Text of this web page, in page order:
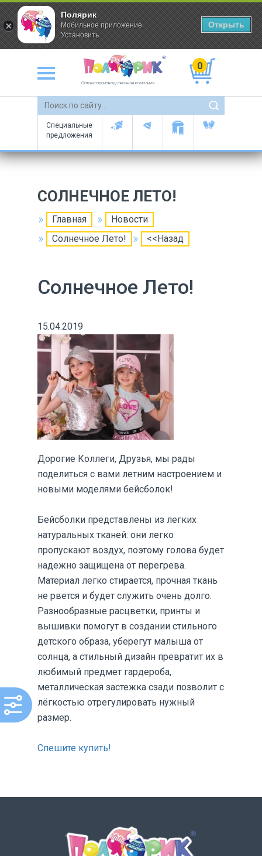
Оптово-производственная компания
0
Специальные
предложения
СОЛНЕЧНОЕ ЛЕТО!
Главная
Новости
Солнечное Лето!
<<Назад
Солнечное Лето!
15.04.2019
Дорогие Коллеги, Друзья, мы рады
поделиться с вами летним настроением и
новыми моделями бейсболок!
Бейсболки представлены из легких
натуральных тканей: они легко
пропускают воздух, поэтому голова будет
надежно защищена от перегрева.
Материал легко стирается, прочная ткань
не рвется и будет служить очень долго.
Разнообразные расцветки, принты и
вышивки помогут в создании стильного
детского образа, уберегут малыша от
солнца, а стильный дизайн превратит их в
любимый предмет гардероба,
металлическая застежка сзади позволит с
лёгкостью отрегулировать нужный
размер.
Спешите купить!
Полярик
Мобильное приложение
Установить
Открыть